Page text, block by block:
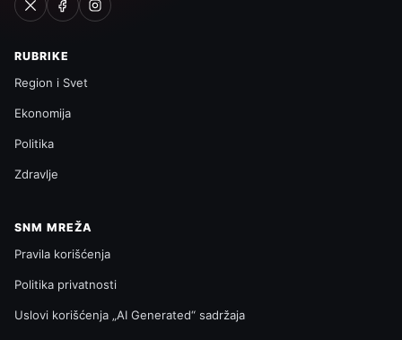
RUBRIKE
Region i Svet
Ekonomija
Politika
Zdravlje
SNM MREŽA
Pravila korišćenja
Politika privatnosti
Uslovi korišćenja „AI Generated“ sadržaja